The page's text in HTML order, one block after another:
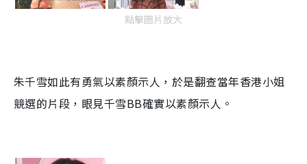
點擊圖片放大
朱千雪如此有勇氣以素顏示人，於是翻查當年香港小姐
競選的片段，眼見千雪BB確實以素顏示人。